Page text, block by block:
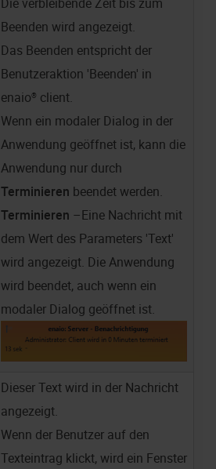
Beenden wird angezeigt.
Das Beenden entspricht der
Benutzeraktion 'Beenden' in
enaio® client.
Wenn ein modaler Dialog in der
Anwendung geöffnet ist, kann die
Anwendung nur durch
Terminieren beendet werden.
Terminieren –Eine Nachricht mit
dem Wert des Parameters 'Text'
wird angezeigt. Die Anwendung
wird beendet, auch wenn ein
modaler Dialog geöffnet ist.
Dieser Text wird in der Nachricht
angezeigt.
Wenn der Benutzer auf den
Texteintrag klickt, wird ein Fenster